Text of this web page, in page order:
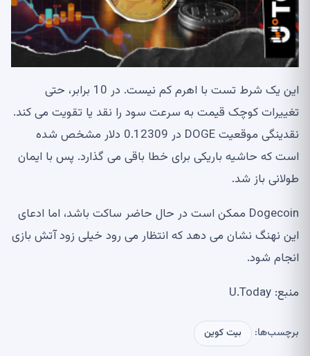
این یک شرط تست با اهرم کم نیست. در 10 برابر، حتی
تغییرات کوچک قیمت به سرعت سود را نقد یا تقویت می کند.
نقدینگی موقعیت DOGE در 0.12309 دلار مشخص شده
است که حاشیه باریکی برای خطا باقی می گذارد. پس با ایمان
طولانی باز شد.
Dogecoin ممکن است در حال حاضر ساکت باشد، اما ادعای
این نهنگ نشان می دهد که انتظار می رود خیلی زود آتش بازی
انجام شود.
منبع: U.Today
برچسب‌ها: بیت کوین